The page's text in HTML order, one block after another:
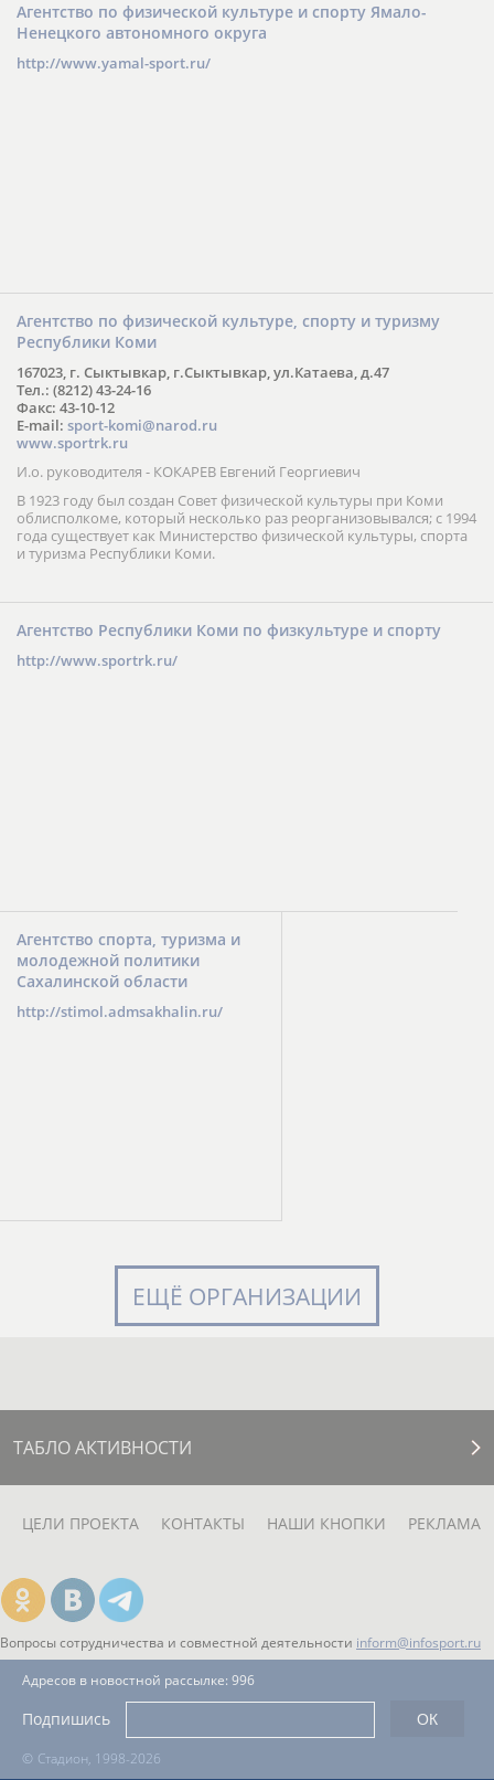
Агентство по физической культуре и спорту Ямало-
Ненецкого автономного округа
http://www.yamal-sport.ru/
Агентство по физической культуре, спорту и туризму
Республики Коми
167023, г. Сыктывкар, г.Сыктывкар, ул.Катаева, д.47
Тел.: (8212) 43-24-16
Факс: 43-10-12
E-mail: sport-komi@narod.ru
www.sportrk.ru
И.о. руководителя - КОКАРЕВ Евгений Георгиевич
В 1923 году был создан Совет физической культуры при Коми
облисполкоме, который несколько раз реорганизовывался; с 1994
года существует как Министерство физической культуры, спорта
и туризма Республики Коми.
Агентство Республики Коми по физкультуре и спорту
http://www.sportrk.ru/
Агентство спорта, туризма и
молодежной политики
Сахалинской области
http://stimol.admsakhalin.ru/
ЕЩЁ ОРГАНИЗАЦИИ
ТАБЛО АКТИВНОСТИ
ЦЕЛИ ПРОЕКТА КОНТАКТЫ НАШИ КНОПКИ РЕКЛАМА
Вопросы сотрудничества и совместной деятельности inform@infosport.ru
© Стадион, 1998-2026
Адресов в новостной рассылке: 996
Подпишись